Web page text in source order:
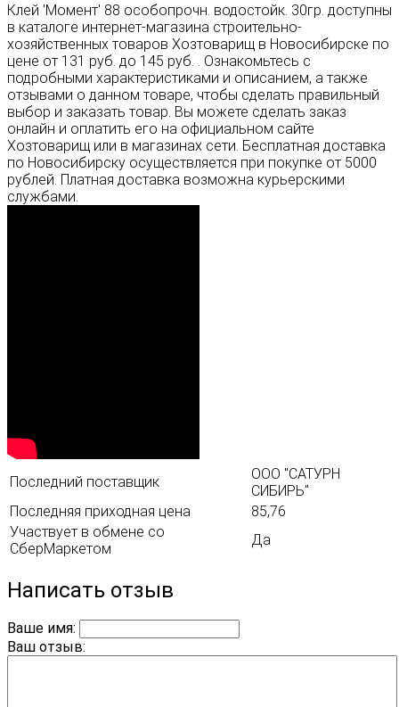
Клей 'Момент' 88 особопрочн. водостойк. 30гр. доступны
в каталоге интернет-магазина строительно-
хозяйственных товаров Хозтоварищ в Новосибирске по
цене от 131 руб. до 145 руб. . Ознакомьтесь с
подробными характеристиками и описанием, а также
отзывами о данном товаре, чтобы сделать правильный
выбор и заказать товар. Вы можете сделать заказ
онлайн и оплатить его на официальном сайте
Хозтоварищ или в магазинах сети. Бесплатная доставка
по Новосибирску осуществляется при покупке от 5000
рублей. Платная доставка возможна курьерскими
службами.
Последний поставщик
ООО "САТУРН
СИБИРЬ"
Последняя приходная цена
85,76
Участвует в обмене со
СберМаркетом
Да
Написать отзыв
Ваше имя:
Ваш отзыв: